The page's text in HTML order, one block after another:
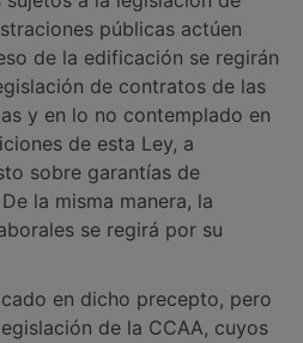
públicas actúen
de la edificación se regirán
de contratos de las
y en lo no contemplado en
de esta Ley, a
sobre garantías de
la misma manera, la
se regirá por su
en dicho precepto, pero
de la CCAA, cuyos